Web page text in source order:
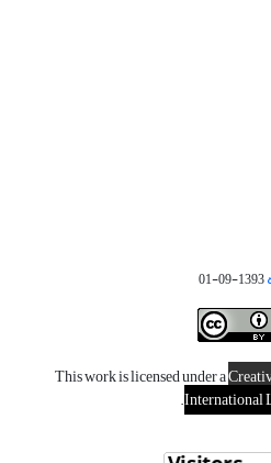
1393-09-01
This work is licensed under a
International
.